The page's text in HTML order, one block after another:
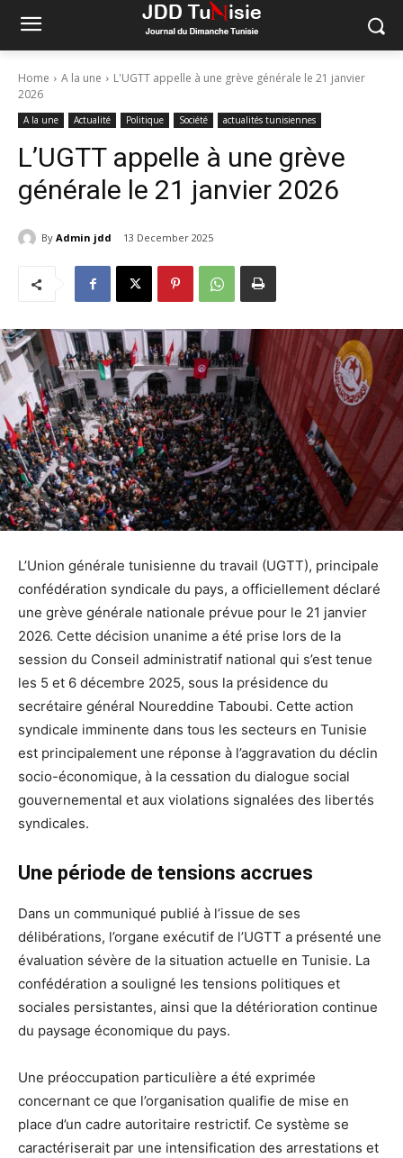
Home A la une
L'UGTT appelle à une grève générale le 21 janvier
2026
A la une Actualité Politique Société actualités tunisiennes
L’UGTT appelle à une grève
générale le 21 janvier 2026
By Admin jdd 13 December 2025
L’Union générale tunisienne du travail (UGTT), principale
confédération syndicale du pays, a officiellement déclaré
une grève générale nationale prévue pour le 21 janvier
2026. Cette décision unanime a été prise lors de la
session du Conseil administratif national qui s’est tenue
les 5 et 6 décembre 2025, sous la présidence du
secrétaire général Noureddine Taboubi. Cette action
syndicale imminente dans tous les secteurs en Tunisie
est principalement une réponse à l’aggravation du déclin
socio-économique, à la cessation du dialogue social
gouvernemental et aux violations signalées des libertés
syndicales.
Une période de tensions accrues
Dans un communiqué publié à l’issue de ses
délibérations, l’organe exécutif de l’UGTT a présenté une
évaluation sévère de la situation actuelle en Tunisie. La
confédération a souligné les tensions politiques et
sociales persistantes, ainsi que la détérioration continue
du paysage économique du pays.
Une préoccupation particulière a été exprimée
concernant ce que l’organisation qualifie de mise en
place d’un cadre autoritaire restrictif. Ce système se
caractériserait par une intensification des arrestations et